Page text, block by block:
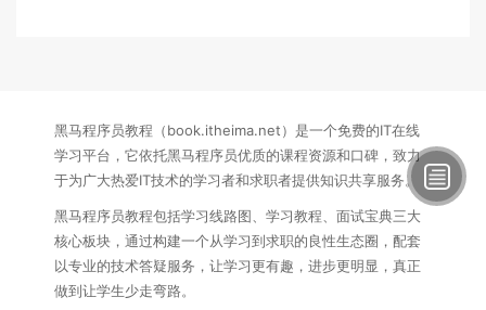
黑马程序员教程（book.itheima.net）是一个免费的IT在线
学习平台，它依托黑马程序员优质的课程资源和口碑，致力
于为广大热爱IT技术的学习者和求职者提供知识共享服务。
黑马程序员教程包括学习线路图、学习教程、面试宝典三大
核心板块，通过构建一个从学习到求职的良性生态圈，配套
以专业的技术答疑服务，让学习更有趣，进步更明显，真正
做到让学生少走弯路。